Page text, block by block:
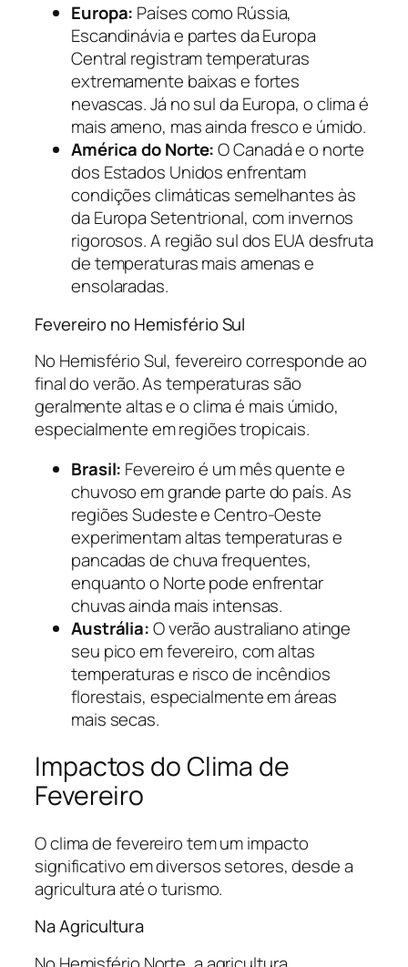
Europa: Países como Rússia,
Escandinávia e partes da Europa
Central registram temperaturas
extremamente baixas e fortes
nevascas. Já no sul da Europa, o clima é
mais ameno, mas ainda fresco e úmido.
América do Norte:O Canadá e o norte
dos Estados Unidos enfrentam
condições climáticas semelhantes às
da Europa Setentrional, com invernos
rigorosos. A região sul dos EUA desfruta
de temperaturas mais amenas e
ensolaradas.
Fevereiro no Hemisfério Sul
No Hemisfério Sul, fevereiro corresponde ao
final do verão. As temperaturas são
geralmente altas e o clima é mais úmido,
especialmente em regiões tropicais.
Brasil: Fevereiro é um mês quente e
chuvoso em grande parte do país. As
regiões Sudeste e Centro-Oeste
experimentam altas temperaturas e
pancadas de chuva frequentes,
enquanto o Norte pode enfrentar
chuvas ainda mais intensas.
Austrália:O verão australiano atinge
seu pico em fevereiro, com altas
temperaturas e risco de incêndios
florestais, especialmente em áreas
mais secas.
Impactos do Clima de
Fevereiro
O clima de fevereiro tem um impacto
significativo em diversos setores, desde a
agricultura até o turismo.
Na Agricultura